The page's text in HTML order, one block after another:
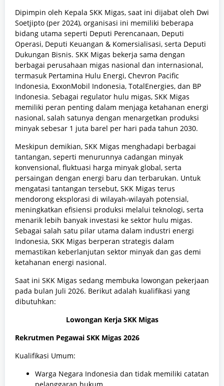
Dipimpin oleh Kepala SKK Migas, saat ini dijabat oleh Dwi
Soetjipto (per 2024), organisasi ini memiliki beberapa
bidang utama seperti Deputi Perencanaan, Deputi
Operasi, Deputi Keuangan & Komersialisasi, serta Deputi
Dukungan Bisnis. SKK Migas bekerja sama dengan
berbagai perusahaan migas nasional dan internasional,
termasuk Pertamina Hulu Energi, Chevron Pacific
Indonesia, ExxonMobil Indonesia, TotalEnergies, dan BP
Indonesia. Sebagai regulator hulu migas, SKK Migas
memiliki peran penting dalam menjaga ketahanan energi
nasional, salah satunya dengan menargetkan produksi
minyak sebesar 1 juta barel per hari pada tahun 2030.
Meskipun demikian, SKK Migas menghadapi berbagai
tantangan, seperti menurunnya cadangan minyak
konvensional, fluktuasi harga minyak global, serta
persaingan dengan energi baru dan terbarukan. Untuk
mengatasi tantangan tersebut, SKK Migas terus
mendorong eksplorasi di wilayah-wilayah potensial,
meningkatkan efisiensi produksi melalui teknologi, serta
menarik lebih banyak investasi ke sektor hulu migas.
Sebagai salah satu pilar utama dalam industri energi
Indonesia, SKK Migas berperan strategis dalam
memastikan keberlanjutan sektor minyak dan gas demi
ketahanan energi nasional.
Saat ini SKK Migas sedang membuka lowongan pekerjaan
pada bulan Juli 2026. Berikut adalah kualifikasi yang
dibutuhkan:
Lowongan Kerja SKK Migas
Rekrutmen Pegawai SKK Migas 2026
Kualifikasi Umum:
Warga Negara Indonesia dan tidak memiliki catatan